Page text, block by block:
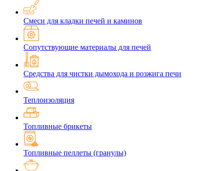
Смеси для кладки печей и каминов
Сопутствующие материалы для печей
Средства для чистки дымохода и розжига печи
Теплоизоляция
Топливные брикеты
Топливные пеллеты (гранулы)